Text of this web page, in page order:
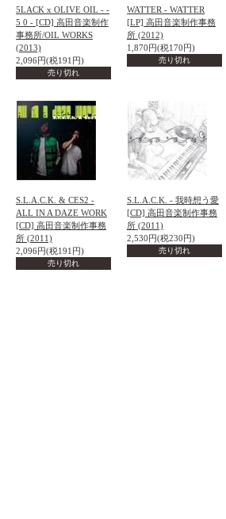
5LACK x OLIVE OIL - -
5 0 - [CD] 高田音楽制作
事務所/OIL WORKS
(2013)
2,096円(税191円)
売り切れ
WATTER - WATTER
[LP] 高田音楽制作事務
所 (2012)
1,870円(税170円)
売り切れ
S.L.A.C.K. & CES2 -
ALL IN A DAZE WORK
[CD] 高田音楽制作事務
所 (2011)
2,096円(税191円)
売り切れ
S.L.A.C.K. - 我時想う愛
[CD] 高田音楽制作事務
所 (2011)
2,530円(税230円)
売り切れ